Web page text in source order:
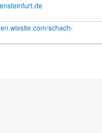
schach-